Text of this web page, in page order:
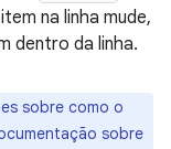
na linha mude,
dentro da linha.
sobre como o
sobre